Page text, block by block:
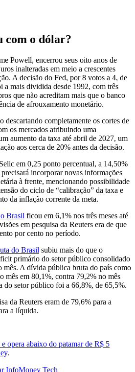
com o dólar?
Powell, encerrou seus oito anos de
inalteradas em meio a crescentes
A decisão do Fed, por 8 votos a 4, de
a mais dividida desde 1992, com três
que não acreditam mais que o banco
de afrouxamento monetário.
descartando completamente os cortes de
os mercados atribuindo uma
aumento da taxa até abril de 2027, um
aos cerca de 20% antes da decisão.
em 0,25 ponto percentual, a 14,50%
incorporar novas informações
à frente, mencionando possibilidade
do ciclo de “calibração” da taxa e
da inflação corrente da meta.
Brasil ficou em 6,1% nos três meses até
em pesquisa da Reuters era de que
por cento no período.
do Brasil subiu mais do que o
primário do setor público consolidado
mês. A dívida pública bruta do país como
mês em 80,1%, contra 79,2% no mês
do setor público foi a 66,8%, de 65,5%.
da Reuters eram de 79,6% para a
a líquida.
opera abaixo do patamar de R$ 5
.
InfoMoney Tech